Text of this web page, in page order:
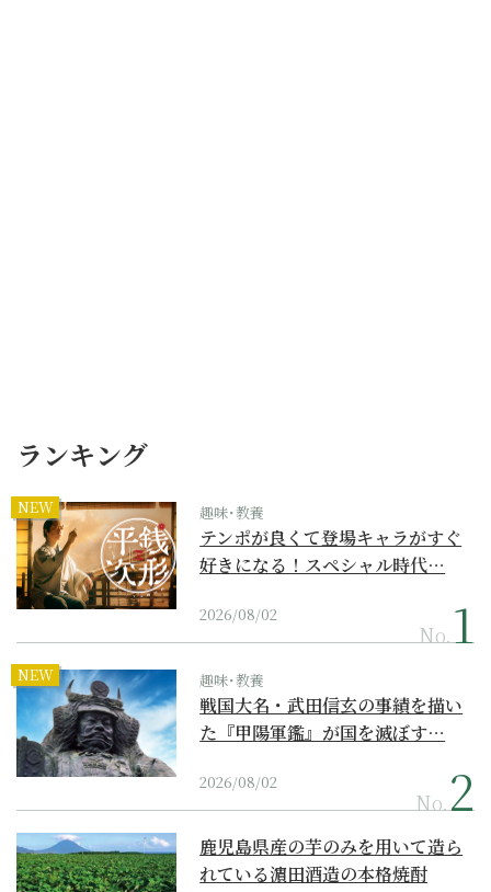
ランキング
NEW 趣味･教養
テンポが良くて登場キャラがすぐ
好きになる！スペシャル時代…
2026/08/02
No.
NEW 趣味･教養
戦国大名・武田信玄の事績を描い
た『甲陽軍鑑』が国を滅ぼす…
2026/08/02
No.
鹿児島県産の芋のみを用いて造ら
れている濵田酒造の本格焼酎